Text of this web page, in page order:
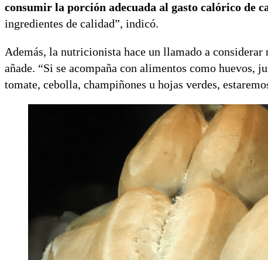
consumir la porción adecuada al gasto calórico de
ingredientes de calidad”, indicó.
Además, la nutricionista hace un llamado a
añade. “Si se acompaña con alimentos como huevos,
tomate, cebolla, champiñones u hojas verdes,